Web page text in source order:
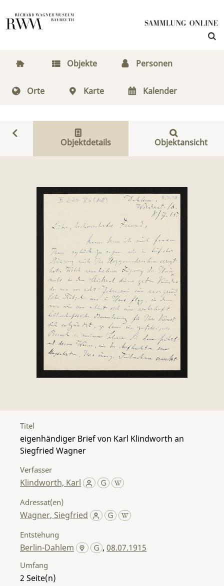
Objekte Personen
Orte Karte Kalender
Objektdetails Objektansicht
Titel
eigenhändiger Brief von Karl Klindworth an
Siegfried Wagner
Verfasser
Klindworth, Karl
Adressat(en)
Wagner, Siegfried
Entstehung
Berlin-Dahlem ,08.07.1915
Umfang
2